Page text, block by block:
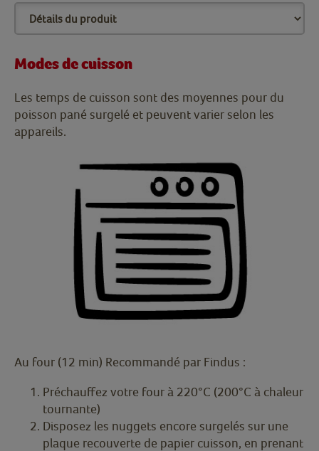
Modes de cuisson
Les temps de cuisson sont des moyennes pour du
poisson pané surgelé et peuvent varier selon les
appareils.
Au four (12 min) Recommandé par Findus :
Préchauffez votre four à 220°C (200°C à chaleur
tournante)
Disposez les nuggets encore surgelés sur une
plaque recouverte de papier cuisson, en prenant